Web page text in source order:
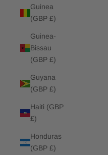
Guinea
(GBP £)
Guinea-
Bissau
(GBP £)
Guyana
(GBP £)
Haiti (GBP
£)
Honduras
(GBP £)